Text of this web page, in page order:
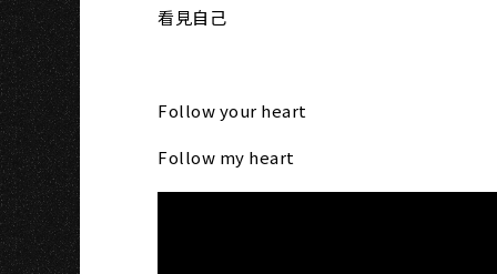
看見自己
Follow your heart
Follow my heart